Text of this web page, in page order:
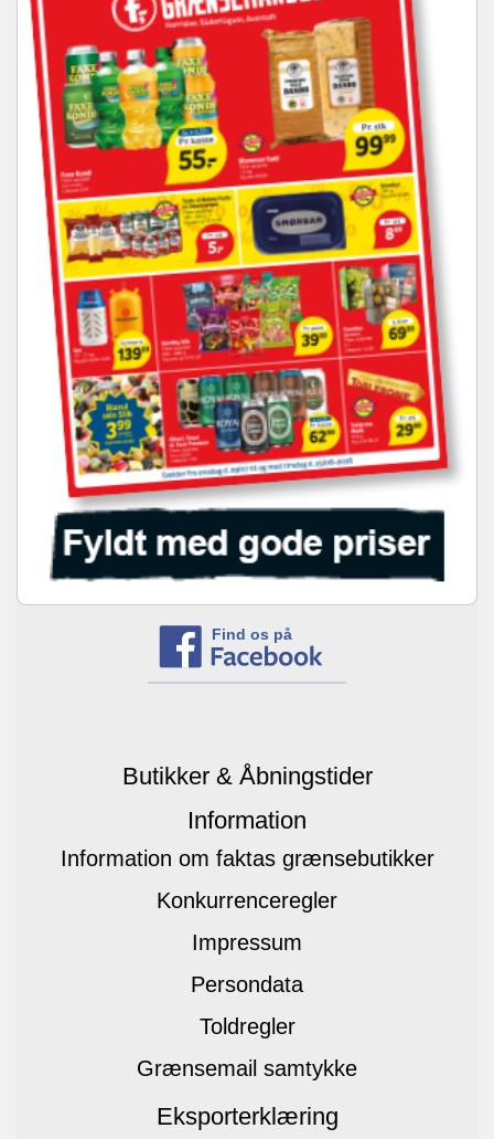
Find os på
Butikker & Åbningstider
Information
Information om faktas grænsebutikker
Konkurrenceregler
Impressum
Persondata
Toldregler
Grænsemail samtykke
Eksporterklæring